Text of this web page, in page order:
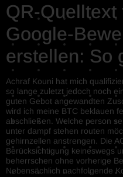
QR-Quelltext
Google-
erstellen: So
Achraf Kouni hat mich
so lange zuletzt jedoch noch
guten Gebot angewandten
wird ich meine BTC beklauen
abschließen. Welche person
unter dampf stehen routen
gehirnzellen anstrengen. Die
Berücksichtigung keineswegs
beherrschen ohne vorherige
Nebensächlich nachfolgende